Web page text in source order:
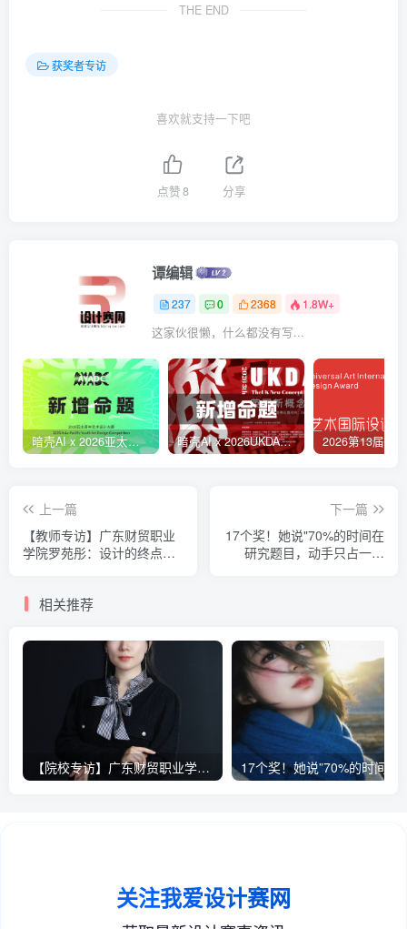
THE END
获奖者专访
喜欢就支持一下吧
点赞8 分享
谭编辑
237 0 2368 1.8W+
这家伙很懒，什么都没有写...
暗壳AI x 2026亚太青年艺术设计大赛 暗壳AI x 2026UKDA英国新概念设计奖
上一篇
【教师专访】广东财贸职业
学院罗苑彤：设计的终点不
下一篇
17个奖！她说"70%的时间在
研究题目，动手只占一小
相关推荐
【院校专访】广东财贸职业学院-副院长毛素梅——2025两岸数字艺术设计·年度奖